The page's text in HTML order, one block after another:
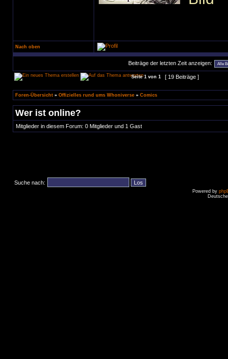
Nach oben
Beiträge der letzten Zeit anzeigen:
Seite1 von 1 [ 19 Beiträge ]
Foren-Übersicht » Offizielles rund ums Whoniverse » Comics
Wer ist online?
Mitglieder in diesem Forum: 0 Mitglieder und 1 Gast
Suche nach:
Powered by